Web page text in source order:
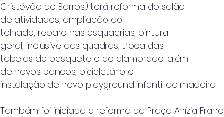
Cristóvão de Barros) terá reforma do salão
de atividades, ampliação do
telhado, reparo nas esquadrias, pintura
geral, inclusive das quadras, troca das
tabelas de basquete e do alambrado, além
de novos bancos, bicicletário e
instalação de novo playground infantil de madeira.
Também foi iniciada a reforma da Praça Anízia